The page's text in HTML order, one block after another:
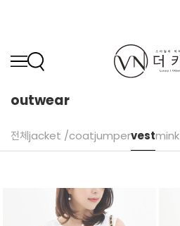
outwear
전체jacket /coatjumpervestmink